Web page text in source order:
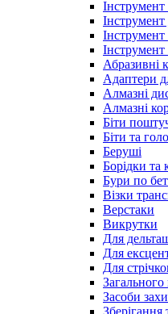
Абразивні
Адаптери
Алмазні
Алмазні
Біти
Біти та
Беруші
Борідки та
Бури по
Візки
Верстаки
Викрутки
Для
Для
Для
Засоби
Зберігання